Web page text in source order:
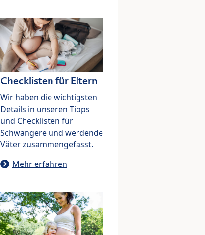
Checklisten für Eltern
Wir haben die wichtigsten
Details in unseren Tipps
und Checklisten für
Schwangere und werdende
Väter zusammengefasst.
Mehr erfahren